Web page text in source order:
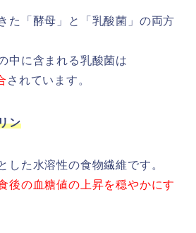
た「酵母」と「乳酸菌」の両方
中に含まれる乳酸菌は
されています。
ン
した水溶性の食物繊維です。
後の血糖値の上昇を穏やかにす